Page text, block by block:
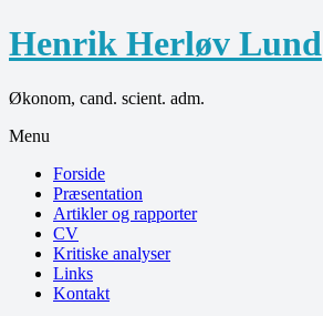
Henrik Herløv Lund
Økonom, cand. scient. adm.
Menu
Forside
Præsentation
Artikler og rapporter
CV
Kritiske analyser
Links
Kontakt